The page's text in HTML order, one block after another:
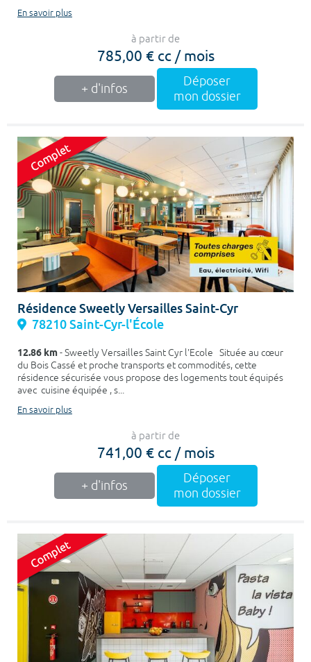
En savoir plus
à partir de
785,00 € cc / mois
+ d'infos
Déposer
mon dossier
Résidence Sweetly Versailles Saint-Cyr
78210 Saint-Cyr-l'École
12.86 km- Sweetly Versailles Saint Cyr l'Ecole Située au cœur
du Bois Cassé et proche transports et commodités, cette
résidence sécurisée vous propose des logements tout équipés
avec cuisine équipée , s...
En savoir plus
à partir de
741,00 € cc / mois
+ d'infos
Déposer
mon dossier